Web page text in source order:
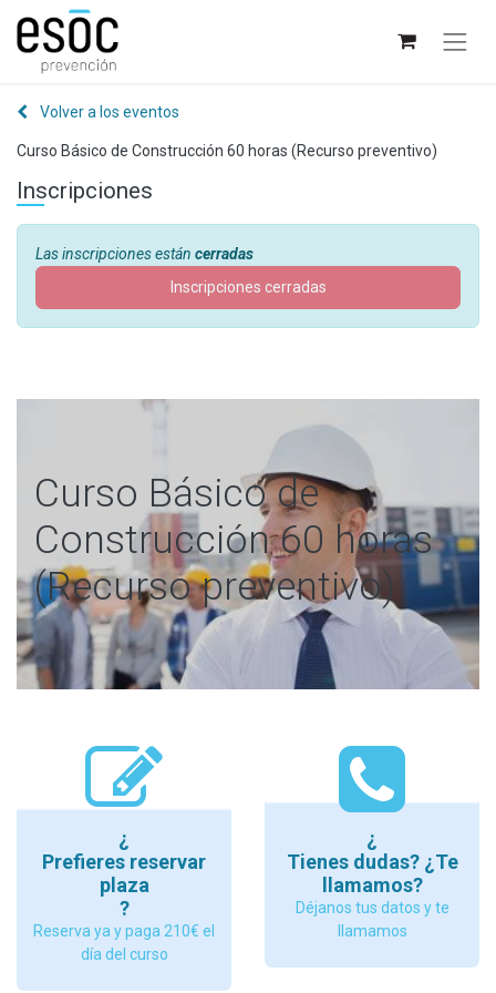
Volver a los eventos
Curso Básico de Construcción 60 horas (Recurso preventivo)
Inscripciones
Las inscripciones están cerradas
Inscripciones cerradas
Curso Básico de
Construcción 60 horas
(Recurso preventivo)
¿
Prefieres reservar
plaza
?
Reserva ya y paga 210€ el
día del curso
¿
Tienes dudas? ¿Te
llamamos?
Déjanos tus datos y te
llamamos